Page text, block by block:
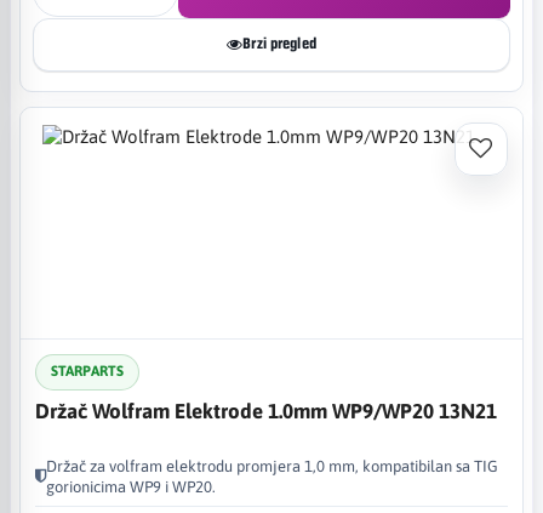
Brzi pregled
STARPARTS
Držač Wolfram Elektrode 1.0mm WP9/WP20 13N21
Držač za volfram elektrodu promjera 1,0 mm, kompatibilan sa TIG
gorionicima WP9 i WP20.